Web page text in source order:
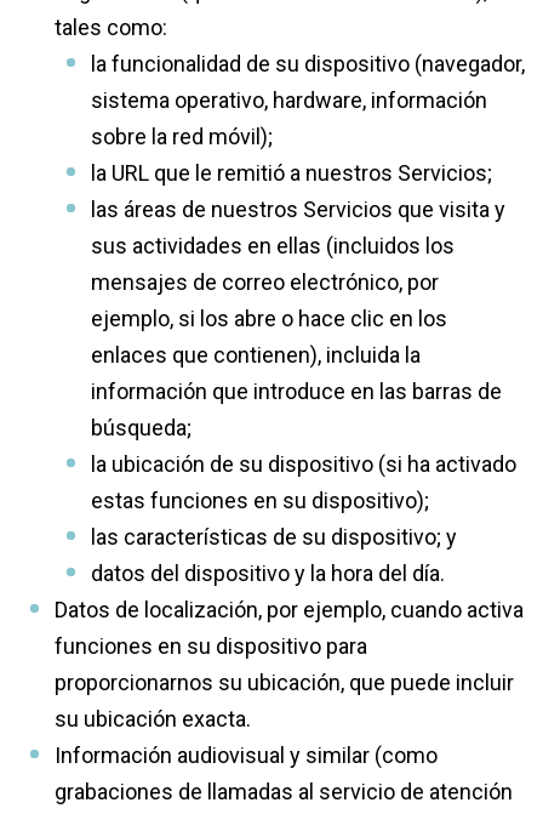
tales como:
la funcionalidad de su dispositivo (navegador,
sistema operativo, hardware, información
sobre la red móvil);
la URL que le remitió a nuestros Servicios;
las áreas de nuestros Servicios que visita y
sus actividades en ellas (incluidos los
mensajes de correo electrónico, por
ejemplo, si los abre o hace clic en los
enlaces que contienen), incluida la
información que introduce en las barras de
búsqueda;
la ubicación de su dispositivo (si ha activado
estas funciones en su dispositivo);
las características de su dispositivo; y
datos del dispositivo y la hora del día.
Datos de localización, por ejemplo, cuando activa
funciones en su dispositivo para
proporcionarnos su ubicación, que puede incluir
su ubicación exacta.
Información audiovisual y similar (como
grabaciones de llamadas al servicio de atención